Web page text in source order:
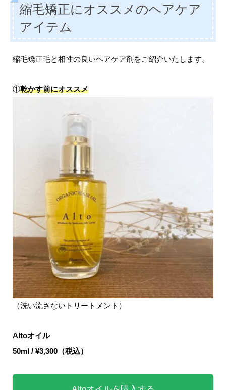
縮毛矯正にオススメのヘアケア
アイテム
縮毛矯正毛と相性の良いヘアケア剤をご紹介いたします。
①乾かす前にオススメ
（洗い流さないトリートメント）
Altoオイル
50ml / ¥3,300（税込）